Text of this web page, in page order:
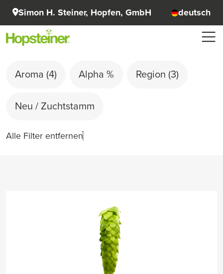
Simon H. Steiner, Hopfen, GmbH deutsch
Aroma (4) Alpha % Region (3)
Neu / Zuchtstamm
Alle Filter entfernen